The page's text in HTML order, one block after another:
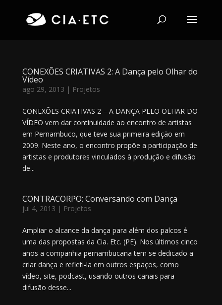
CONEXÕES CRIATIVAS 2: A Dança pelo Olhar do
Vídeo
ago 29, 2013 | Projetos
CONEXÕES CRIATIVAS 2 – A DANÇA PELO OLHAR DO
VÍDEO vem dar continuidade ao encontro de artistas
em Pernambuco, que teve sua primeira edição em
2009. Neste ano, o encontro propõe a participação de
artistas e produtores vinculados à produção e difusão
de...
CONTRACORPO: Conversando com Dança
jul 4, 2013 | Projetos
Ampliar o alcance da dança para além dos palcos é
uma das propostas da Cia. Etc. (PE). Nos últimos cinco
anos a companhia pernambucana tem se dedicado a
criar dança e refleti-la em outros espaços, como
vídeo, site, podcast, usando outros canais para
difusão desse...